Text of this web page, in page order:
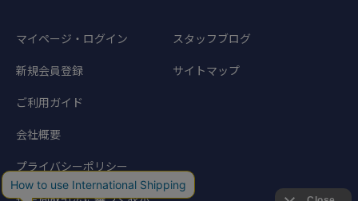
マイページ・ログイン
新規会員登録
ご利用ガイド
会社概要
プライバシーポリシー
特定商取引法に基づく表示
スタッフブログ
サイトマップ